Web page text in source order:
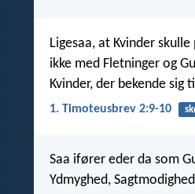
Ligesaa, at Kvinder
ikke med Fletninger og
Kvinder, der bekende sig
1. Timoteusbrev 2:9-10
Saa ifører eder da som
Ydmyghed,